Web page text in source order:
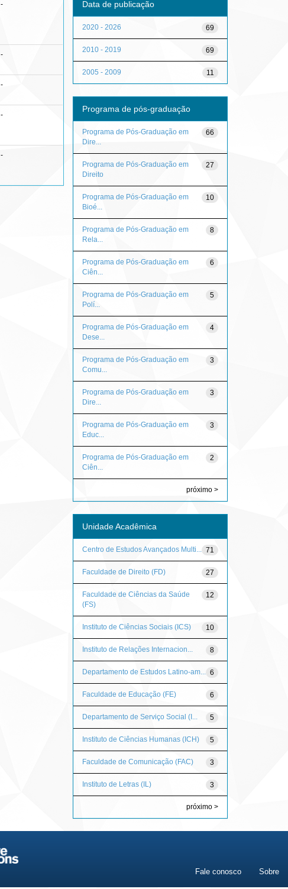
-
-
-
-
-
Data de publicação
69
2020 - 2026
69
2010 - 2019
11
2005 - 2009
Programa de pós-graduação
66
Programa de Pós-Graduação em
Dire...
27
Programa de Pós-Graduação em
Direito
10
Programa de Pós-Graduação em
Bioé...
8
Programa de Pós-Graduação em
Rela...
6
Programa de Pós-Graduação em
Ciên...
5
Programa de Pós-Graduação em
Polí...
4
Programa de Pós-Graduação em
Dese...
3
Programa de Pós-Graduação em
Comu...
3
Programa de Pós-Graduação em
Dire...
3
Programa de Pós-Graduação em
Educ...
2
Programa de Pós-Graduação em
Ciên...
próximo >
Unidade Acadêmica
71
Centro de Estudos Avançados Multi...
27
Faculdade de Direito (FD)
12
Faculdade de Ciências da Saúde
(FS)
10
Instituto de Ciências Sociais (ICS)
8
Instituto de Relações Internacion...
6
Departamento de Estudos Latino-am...
6
Faculdade de Educação (FE)
5
Departamento de Serviço Social (I...
5
Instituto de Ciências Humanas (ICH)
3
Faculdade de Comunicação (FAC)
3
Instituto de Letras (IL)
próximo >
Fale conosco Sobre